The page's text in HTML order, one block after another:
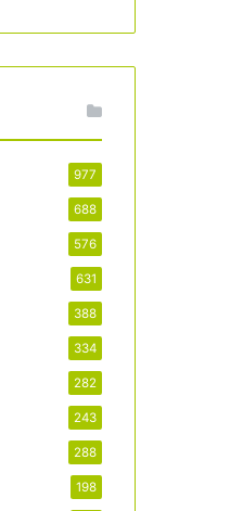
977
688
576
631
388
334
282
243
288
198